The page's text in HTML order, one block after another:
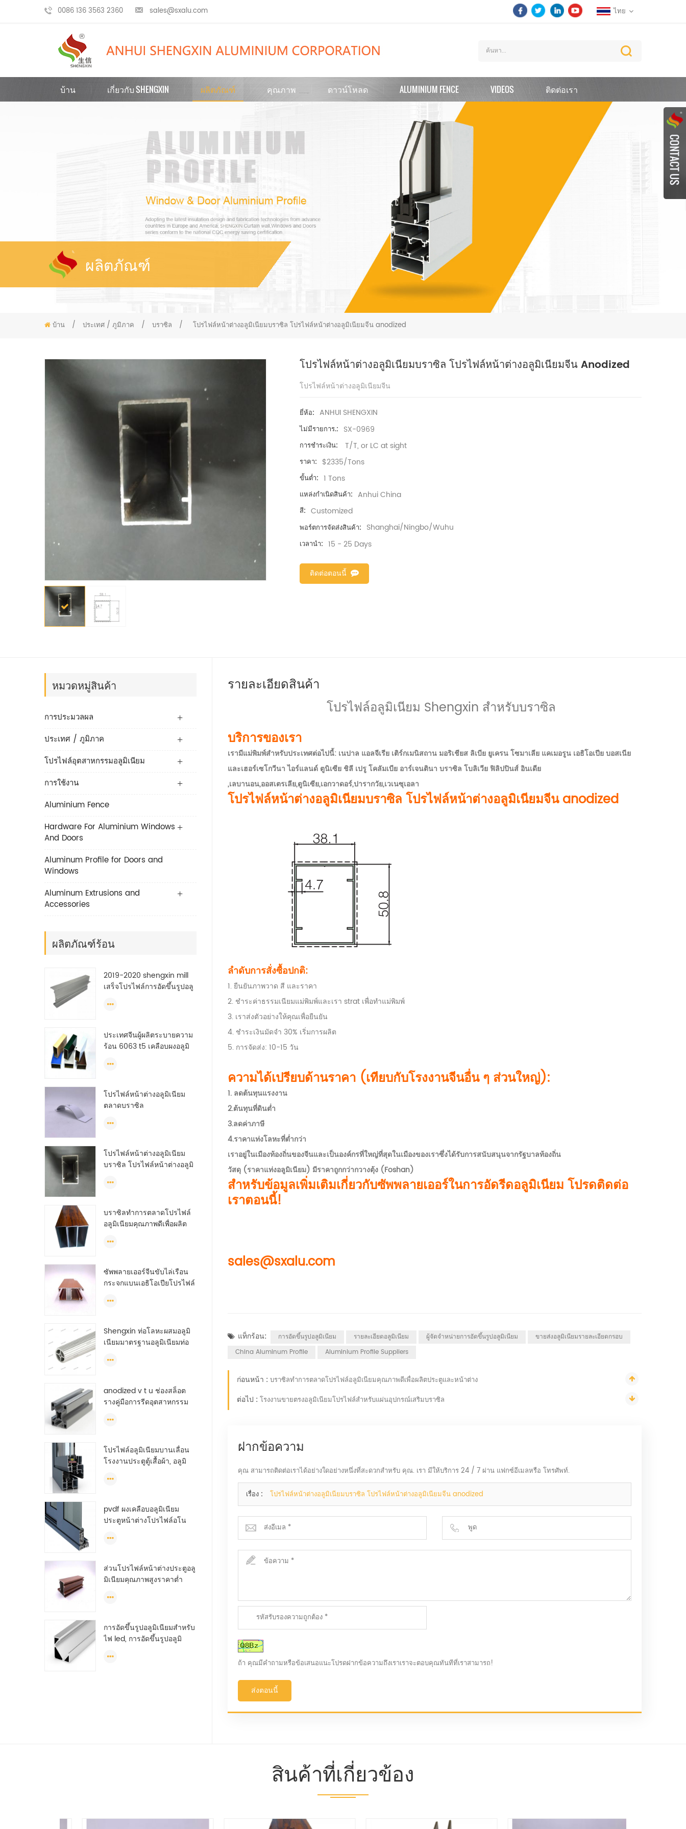
0086 136 3563 2360 sales@sxalu.com ไทย
บ้าน เกี่ยวกับ SHENGXIN ผลิตภัณฑ์ คุณภาพ ดาวน์โหลด ALUMINIUM FENCE VIDEOS ติดต่อเรา
ผลิตภัณฑ์
บ้าน / ประเทศ / ภูมิภาค / บราซิล / โปรไฟล์หน้าต่างอลูมิเนียมบราซิล โปรไฟล์หน้าต่างอลูมิเนียมจีน anodized
โปรไฟล์หน้าต่างอลูมิเนียมบราซิล โปรไฟล์หน้าต่างอลูมิเนียมจีน Anodized
โปรไฟล์หน้าต่างอลูมิเนียมจีน
ยี่ห้อ: ANHUI SHENGXIN
ไม่มีรายการ.: SX-0969
การชำระเงิน: T/T, or LC at sight
ราคา: $2335/Tons
ขั้นต่ำ: 1 Tons
แหล่งกำเนิดสินค้า: Anhui China
สี: Customized
พอร์ตการจัดส่งสินค้า: Shanghai/Ningbo/Wuhu
เวลานำ: 15 - 25 Days
ติดต่อตอนนี้
หมวดหมู่สินค้า
การประมวลผล
ประเทศ / ภูมิภาค
โปรไฟล์อุตสาหกรรมอลูมิเนียม
การใช้งาน
Aluminium Fence
Hardware For Aluminium Windows
And Doors
Aluminum Profile for Doors and
Windows
Aluminum Extrusions and
Accessories
ผลิตภัณฑ์ร้อน
2019-2020 shengxin mill
เสร็จโปรไฟล์การอัดขึ้นรูปอลู
ประเทศจีนผู้ผลิตระบายความ
ร้อน 6063 t5 เคลือบผงอลูมิ
รายละเอียด
โปรไฟล์หน้าต่างอลูมิเนียม
ตลาดบราซิล
โปรไฟล์หน้าต่างอลูมิเนียม
บราซิล โปรไฟล์หน้าต่างอลูมิ
บราซิลทำการตลาดโปรไฟล์
อลูมิเนียมคุณภาพดีเพื่อผลิต
ซัพพลายเออร์จีนขับไล่เรือน
กระจกแบนเอธิโอเปียโปรไฟล์
Shengxin ท่อโลหะผสมอลูมิ
เนียมมาตรฐานอลูมิเนียมท่อ
anodized v t u ช่องสล็อต
รางคู่มือการรีดอุตสาหกรรม
โปรไฟล์อลูมิเนียมบานเลื่อน
โรงงานประตูตู้เสื้อผ้า, อลูมิ
เสื้อผ้า, ตู้เสื้อผ้าอลูมิเนียมราย
pvdf ผงเคลือบอลูมิเนียม
ประตูหน้าต่างโปรไฟล์อโน
ละเอียดการอัดขึ้นรูป
ส่วนโปรไฟล์หน้าต่างประตูอลู
มิเนียมคุณภาพสูงราคาต่ำ
แอลจีเรีย
การอัดขึ้นรูปอลูมิเนียมสำหรับ
ไฟ led, การอัดขึ้นรูปอลูมิ
แสงนำ
รายละเอียดสินค้า
โปรไฟล์อลูมิเนียม Shengxin สำหรับบราซิล
บริการของเรา
เรามีแม่พิมพ์สำหรับประเทศต่อไปนี้: เนปาล แอลจีเรีย เติร์กเมนิสถาน มอริเชียส ลิเบีย ยูเครน โซมาเลีย แคเมอรูน เอธิโอเปีย บอสเนีย
และเฮอร์เซโกวีนา ไอร์แลนด์ ตูนิเซีย ชิลี เปรู โคลัมเบีย อาร์เจนตินา บราซิล โบลิเวีย ฟิลิปปินส์ อินเดีย
,เลบานอน,ออสเตรเลีย,ตูนิเซีย,เอกวาดอร์,ปารากวัย,เวเนซุเอลา
โปรไฟล์หน้าต่างอลูมิเนียมบราซิล โปรไฟล์หน้าต่างอลูมิเนียมจีน anodized
ลำดับการสั่งซื้อปกติ:
1. ยืนยันภาพวาด สี และราคา
2. ชำระค่าธรรมเนียมแม่พิมพ์และเรา strat เพื่อทำแม่พิมพ์
3. เราส่งตัวอย่างให้คุณเพื่อยืนยัน
4. ชำระเงินมัดจำ 30% เริ่มการผลิต
5. การจัดส่ง: 10-15 วัน
ความได้เปรียบด้านราคา (เทียบกับโรงงานจีนอื่น ๆ ส่วนใหญ่):
1.ลดต้นทุนแรงงาน
2.ต้นทุนที่ดินต่ำ
3.ลดค่าภาษี
4.ราคาแท่งโลหะที่ต่ำกว่า
เราอยู่ในเมืองท้องถิ่นของจีนและเป็นองค์กรที่ใหญ่ที่สุดในเมืองของเราซึ่งได้รับการสนับสนุนจากรัฐบาลท้องถิ่น
วัสดุ (ราคาแท่งอลูมิเนียม) มีราคาถูกกว่ากวางตุ้ง (Foshan)
สำหรับข้อมูลเพิ่มเติมเกี่ยวกับซัพพลายเออร์ในการอัดรีดอลูมิเนียม โปรดติดต่อ
เราตอนนี้!
sales@sxalu.com
แท็กร้อน: การอัดขึ้นรูปอลูมิเนียม รายละเอียดอลูมิเนียม ผู้จัดจำหน่ายการอัดขึ้นรูปอลูมิเนียม
ขายส่งอลูมิเนียมรายละเอียดกรอบ
China Aluminum Profile
Aluminium Profile Suppliers
ก่อนหน้า :บราซิลทำการตลาดโปรไฟล์อลูมิเนียมคุณภาพดีเพื่อผลิตประตูและหน้าต่าง
ต่อไป :โรงงานขายตรงอลูมิเนียมโปรไฟล์สำหรับแผ่นอุปกรณ์เสริมบราซิล
ฝากข้อความ
คุณ สามารถติดต่อเราได้อย่างใดอย่างหนึ่งที่สะดวกสำหรับ คุณ. เรา มีให้บริการ 24 / 7 ผ่าน แฟกซ์อีเมลหรือ โทรศัพท์.
เรื่อง : โปรไฟล์หน้าต่างอลูมิเนียมบราซิล โปรไฟล์หน้าต่างอลูมิเนียมจีน anodized
ถ้า คุณมีคำถามหรือข้อเสนอแนะโปรดฝากข้อความถึงเราเราจะตอบคุณทันทีที่เราสามารถ!
ส่งตอนนี้
สินค้าที่เกี่ยวข้อง